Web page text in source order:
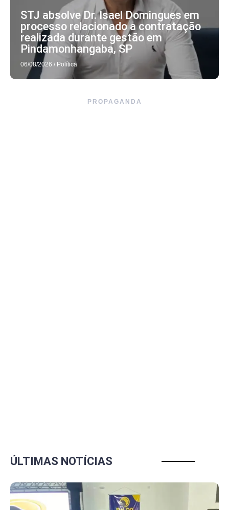
STJ absolve Dr. Isael Domingues em
processo relacionado a contratação
realizada durante gestão em
Pindamonhangaba, SP
06/08/2026 / Política
PROPAGANDA
ÚLTIMAS NOTÍCIAS